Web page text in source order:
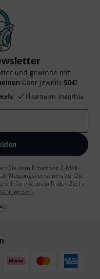
und gewinne mit
über jeweils 50€!
Thomann Insights
Sie dem Erhalt von E-Mail-
Nutzungsverhaltens zu. Die
Informationen finden Sie in
.